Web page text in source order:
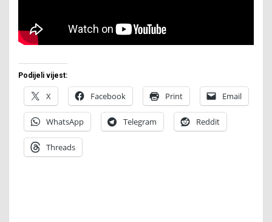
Podijeli vijest:
X Facebook Print Email
WhatsApp Telegram Reddit
Threads